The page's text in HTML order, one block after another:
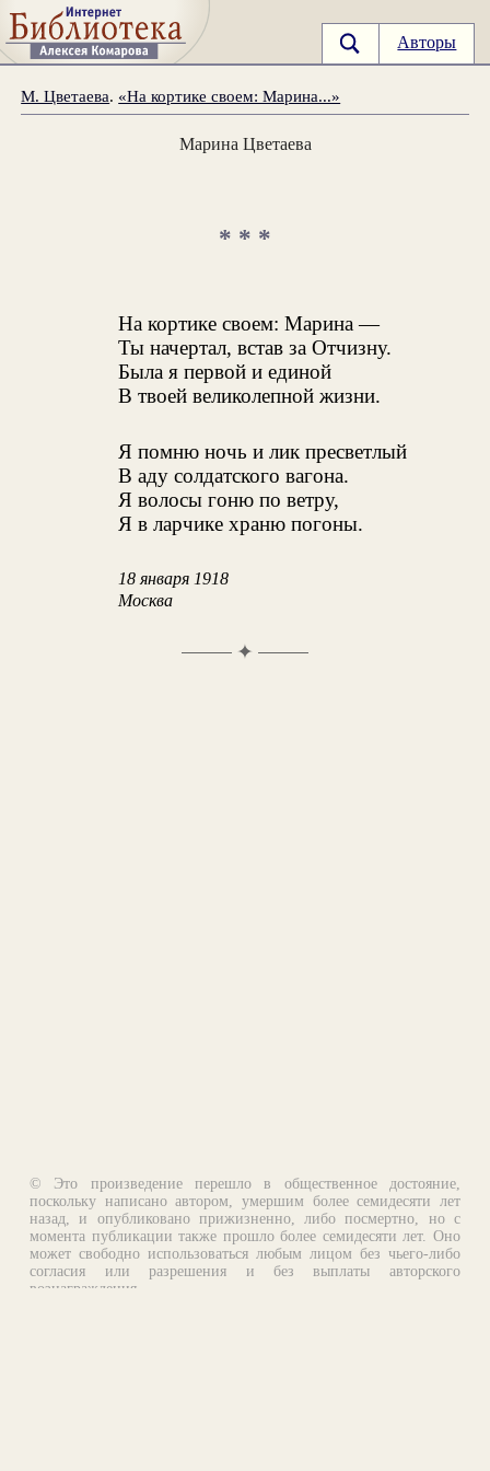
Авторы
М. Цветаева. «На кортике своем: Марина...»
Марина Цветаева
* * *
На кортике своем: Марина —
Ты начертал, встав за Отчизну.
Была я первой и единой
В твоей великолепной жизни.
Я помню ночь и лик пресветлый
В аду солдатского вагона.
Я волосы гоню по ветру,
Я в ларчике храню погоны.
18 января 1918
Москва
✦
© Это произведение перешло в общественное достояние,
поскольку написано автором, умершим более семидесяти лет
назад, и опубликовано прижизненно, либо посмертно, но с
момента публикации также прошло более семидесяти лет. Оно
может свободно использоваться любым лицом без чьего-либо
согласия или разрешения и без выплаты авторского
вознаграждения.